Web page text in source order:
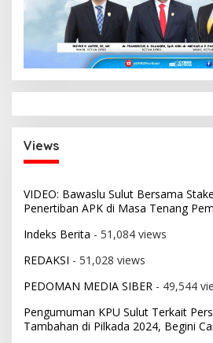
Views
VIDEO: Bawaslu Sulut Bersama
Penertiban APK di Masa Tenang
Indeks Berita - 51,084 views
REDAKSI - 51,028 views
PEDOMAN MEDIA SIBER - 49,544
Pengumuman KPU Sulut Terkait
Tambahan di Pilkada 2024, Begini